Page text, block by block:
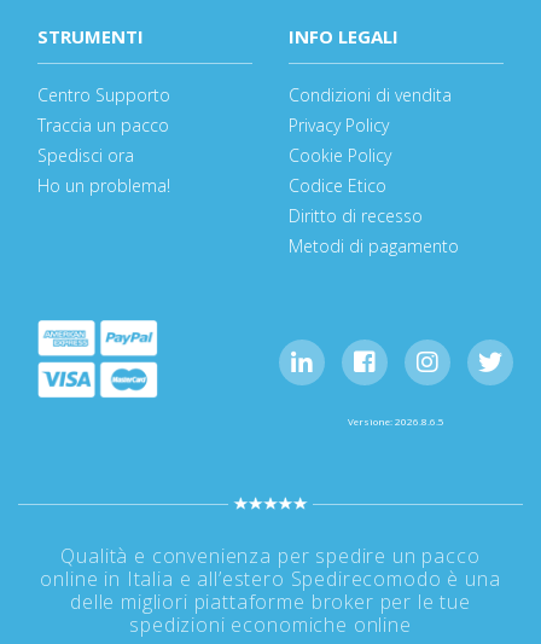
STRUMENTI
Centro Supporto
Traccia un pacco
Spedisci ora
Ho un problema!
INFO LEGALI
Condizioni di vendita
Privacy Policy
Cookie Policy
Codice Etico
Diritto di recesso
Metodi di pagamento
Versione: 2026.8.6.5
Qualità e convenienza per spedire un pacco
online in Italia e all’estero Spedirecomodo è una
delle migliori piattaforme broker per le tue
spedizioni economiche online